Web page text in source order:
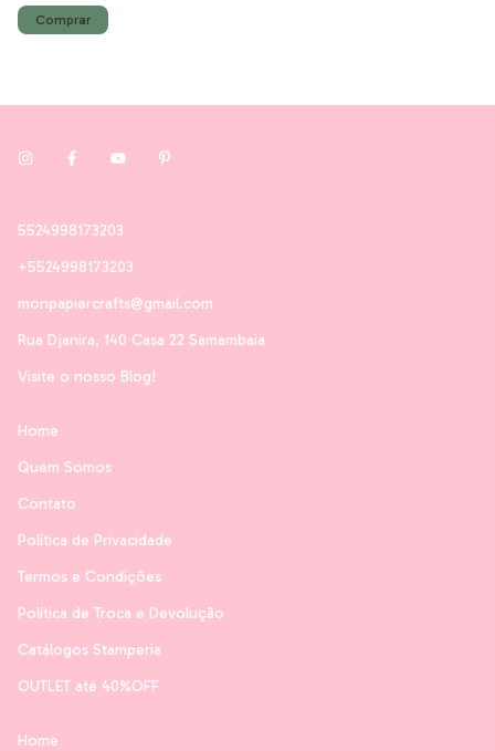
5524998173203
+5524998173203
monpapiercrafts@gmail.com
Rua Djanira, 140 Casa 22 Samambaia
Visite o nosso Blog!
Home
Quem Somos
Contato
Política de Privacidade
Termos e Condições
Política de Troca e Devolução
Catálogos Stamperia
OUTLET até 40%OFF
Home